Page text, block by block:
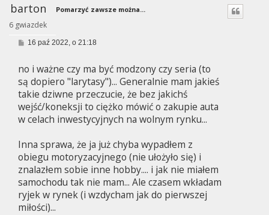
barton
6 gwiazdek
Pomarzyć zawsze można...
P
t
16 paź 2022, o 21:18
no i ważne czy ma być modzony czy seria (to
są dopiero "larytasy")... Generalnie mam jakieś
takie dziwne przeczucie, że bez jakichś
wejść/koneksji to ciężko mówić o zakupie auta
w celach inwestycyjnych na wolnym rynku...
Inna sprawa, że ja już chyba wypadłem z
obiegu motoryzacyjnego (nie ułożyło się) i
znalazłem sobie inne hobby.... i jak nie miałem
samochodu tak nie mam... Ale czasem wkładam
ryjek w rynek (i wzdycham jak do pierwszej
miłości)...